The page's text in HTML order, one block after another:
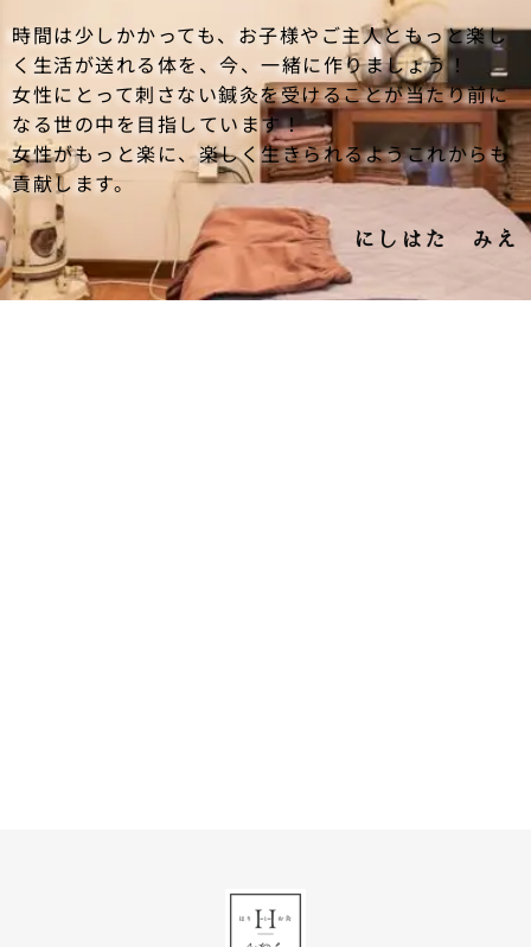
時間は少しかかっても、お子様やご主人ともっと楽し
く生活が送れる体を、今、一緒に作りましょう！
女性にとって刺さない鍼灸を受けることが当たり前に
なる世の中を目指しています！
女性がもっと楽に、楽しく生きられるようこれからも
貢献します。
にしはた みえ